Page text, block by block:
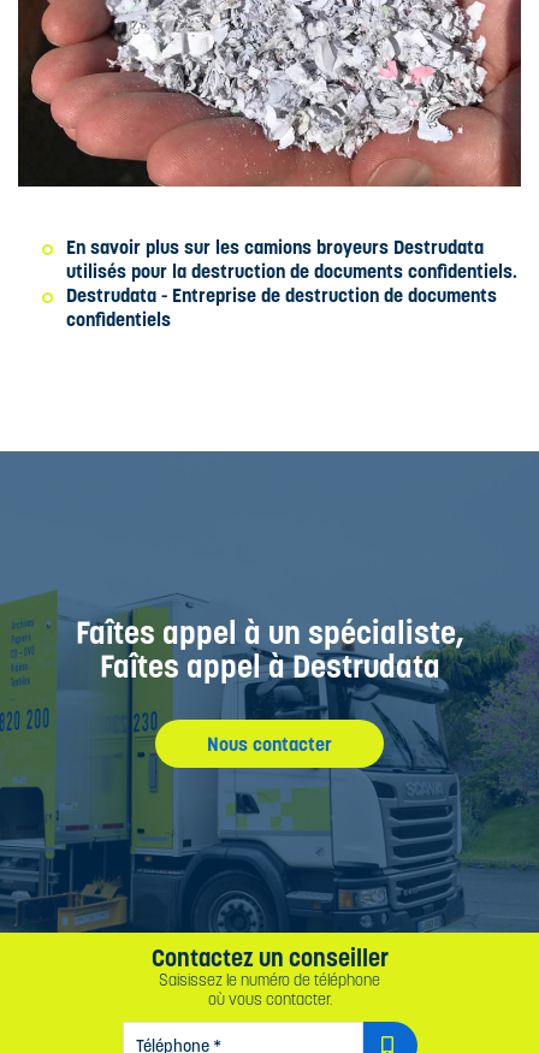
En savoir plus sur les camions broyeurs Destrudata
utilisés pour la destruction de documents confidentiels.
Destrudata - Entreprise de destruction de documents
confidentiels
Faîtes appel à un spécialiste,
Faîtes appel à Destrudata
Nous contacter
Contactez un conseiller
Saisissez le numéro de téléphone
où vous contacter.
TÉLÉPHONE*